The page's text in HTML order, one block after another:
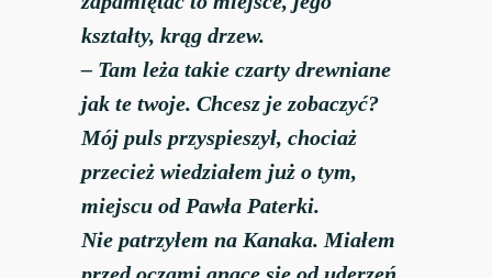
kształty, krąg drzew.
– Tam leża takie czarty drewniane
jak te twoje. Chcesz je zobaczyć?
Mój puls przyspieszył, chociaż
przecież wiedziałem już o tym,
miejscu od Pawła Paterki.
Nie patrzyłem na Kanaka. Miałem